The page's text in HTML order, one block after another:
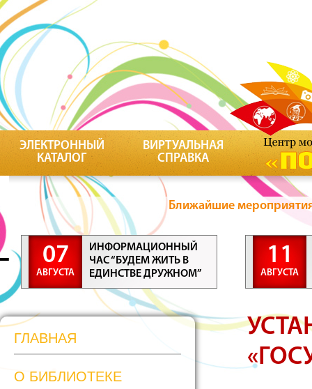
ЭЛЕКТРОННЫЙ
КАТАЛОГ
ВИРТУАЛЬНАЯ
СПРАВКА
Ближайшие
07
АВГУСТА
ИНФОРМАЦИОННЫЙ
ЧАС “БУДЕМ ЖИТЬ В
ЕДИНСТВЕ ДРУЖНОМ”
11
АВГУСТА
ГЛАВНАЯ
О БИБЛИОТЕКЕ